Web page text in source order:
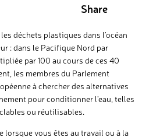
Share
déchets plastiques dans l’océan
: dans le Pacifique Nord par
par 100 au cours de ces 40
les membres du Parlement
à chercher des alternatives
pour conditionner l’eau, telles
ou réutilisables.
lorsque vous êtes au travail ou à la